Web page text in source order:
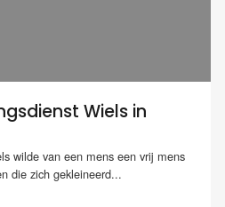
Wiels in
wilde van een mens een vrij mens
die zich gekleineerd...